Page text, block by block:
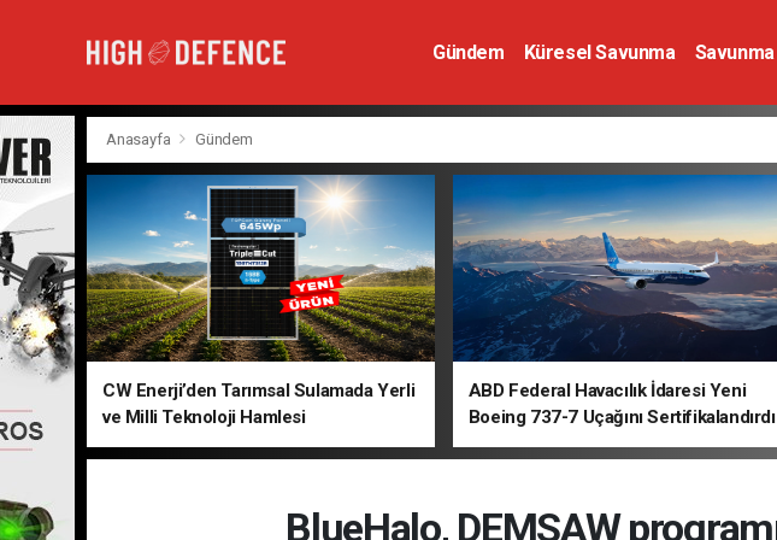
Gündem Küresel Savunma
Anasayfa Gündem
CW Enerji’den Tarımsal Sulamada Yerli
ve Milli Teknoloji Hamlesi
ABD Federal Havacılık İdaresi Yeni
Boeing 737-7 Uçağını Sertifikalandırdı
BlueHalo, DEMSAW